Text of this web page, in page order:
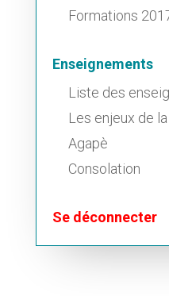
Formations
Enseignements
Liste des
Les enjeux de
Agapè
Consolation
Se déconnecter